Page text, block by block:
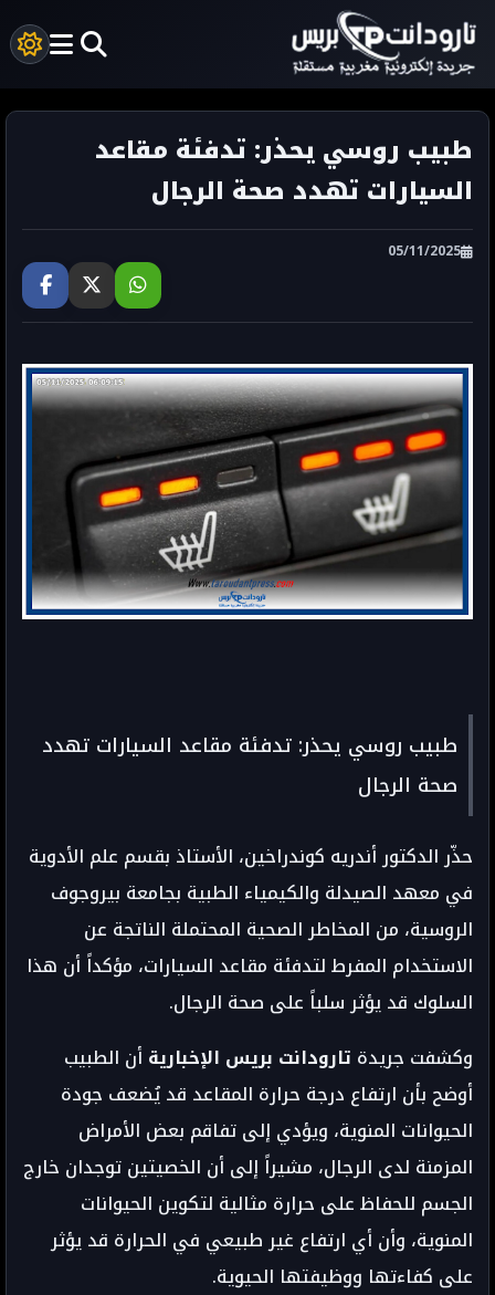
طبيب روسي يحذر: تدفئة مقاعد
السيارات تهدد صحة الرجال
05/11/2025
طبيب روسي يحذر: تدفئة مقاعد السيارات تهدد
صحة الرجال
حذّر الدكتور أندريه كوندراخين، الأستاذ بقسم علم الأدوية
في معهد الصيدلة والكيمياء الطبية بجامعة بيروجوف
الروسية، من المخاطر الصحية المحتملة الناتجة عن
الاستخدام المفرط لتدفئة مقاعد السيارات، مؤكداً أن هذا
السلوك قد يؤثر سلباً على صحة الرجال.
وكشفت جريدة تارودانت بريس الإخبارية أن الطبيب
أوضح بأن ارتفاع درجة حرارة المقاعد قد يُضعف جودة
الحيوانات المنوية، ويؤدي إلى تفاقم بعض الأمراض
المزمنة لدى الرجال، مشيراً إلى أن الخصيتين توجدان خارج
الجسم للحفاظ على حرارة مثالية لتكوين الحيوانات
المنوية، وأن أي ارتفاع غير طبيعي في الحرارة قد يؤثر
على كفاءتها ووظيفتها الحيوية.